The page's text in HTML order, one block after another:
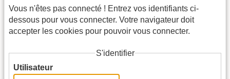
Vous n'êtes pas connecté ! Entrez vos identifiants ci-
dessous pour vous connecter. Votre navigateur doit
accepter les cookies pour pouvoir vous connecter.
S'identifier
Utilisateur